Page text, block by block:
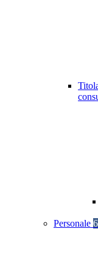
Personale